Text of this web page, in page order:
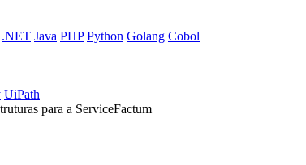
.NET Java PHP Python Golang Cobol
UiPath
para a ServiceFactum